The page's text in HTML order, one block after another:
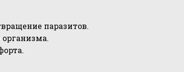
паразитов.